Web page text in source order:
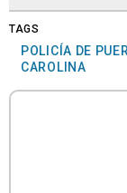
TAGS
POLICÍA DE
CAROLINA